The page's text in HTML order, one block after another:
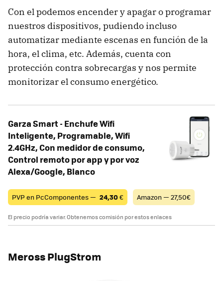
Con el podemos encender y apagar o programar
nuestros dispositivos, pudiendo incluso
automatizar mediante escenas en función de la
hora, el clima, etc. Además, cuenta con
protección contra sobrecargas y nos permite
monitorizar el consumo energético.
Garza Smart - Enchufe Wifi
Inteligente, Programable, Wifi
2.4GHz, Con medidor de consumo,
Control remoto por app y por voz
Alexa/Google, Blanco
PVP en PcComponentes — 24,30€ Amazon — 27,50€
El precio podría variar. Obtenemos comisión por estos enlaces
Meross PlugStrom